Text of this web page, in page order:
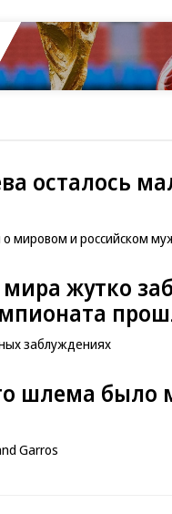
осталось
и российском
жутко
заблуждениях
шлема было
Garros